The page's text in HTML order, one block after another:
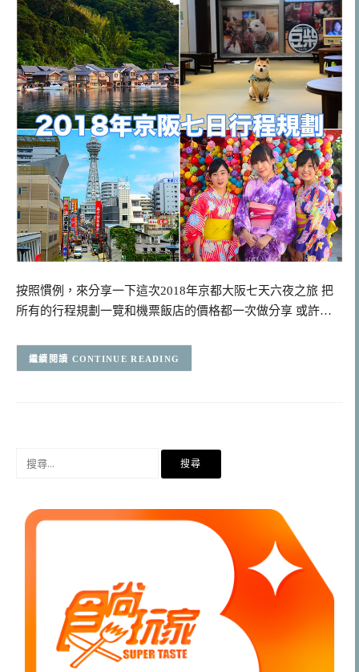
按照慣例，來分享一下這次2018年京都大阪七天六夜之旅 把
所有的行程規劃一覽和機票飯店的價格都一次做分享 或許…
CONTINUE READING
字: